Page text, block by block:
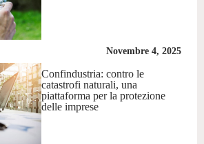
Novembre 4, 2025
Confindustria: contro le
catastrofi naturali, una
piattaforma per la protezione
delle imprese